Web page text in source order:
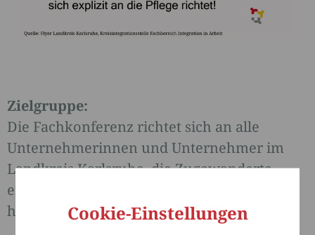
Cookie-Einstellungen
Zielgruppe:
Die Fachkonferenz richtet sich an alle
Unternehmerinnen und Unternehmer im
Landkreis Karlsruhe, die Zugewanderte
einstellen wollen oder bereits eingestellt
haben.